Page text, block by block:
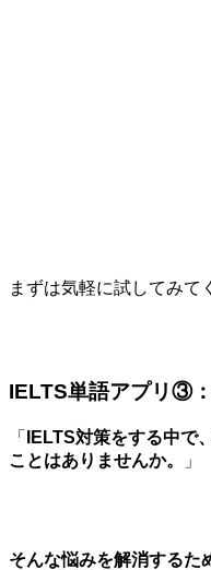
まずは気軽に試してみて
IELTS単語アプリ③
「
IELTS対策をする中で
ことはありませんか。
」
そんな悩みを解消するた